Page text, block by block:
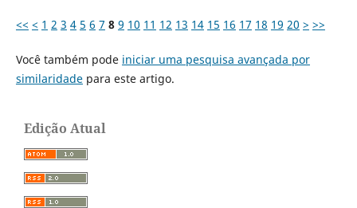
<< < 1 2 3 4 5 6 7 8 9 10 11 12 13 14 15 16 17 18 19 20 > >>
Você também pode iniciar uma pesquisa avançada por
similaridadepara este artigo.
Edição Atual